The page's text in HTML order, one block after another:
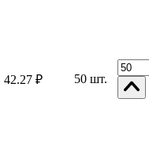
42.27 ₽ 50 шт.